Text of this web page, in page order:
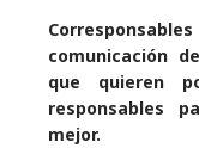
comunicación
que quieren
responsables
mejor.